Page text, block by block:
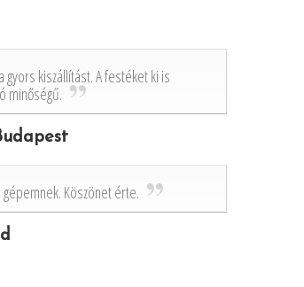
gyors kiszállítást. A festéket ki is
minőségű.
gépemnek. Köszönet érte.